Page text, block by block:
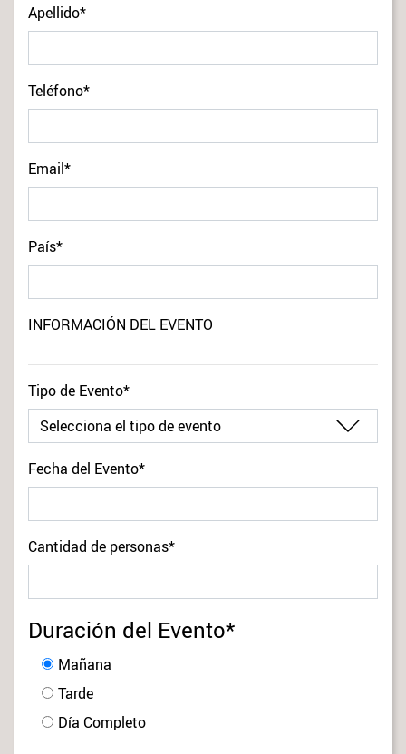
Apellido*
Teléfono*
Email*
País*
INFORMACIÓN DEL EVENTO
Tipo de Evento*
Fecha del Evento*
Cantidad de personas*
Duración del Evento*
Mañana
Tarde
Día Completo